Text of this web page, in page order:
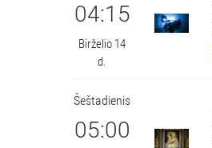
04:15
Birželio 14
d.
Šeštadienis
05:00